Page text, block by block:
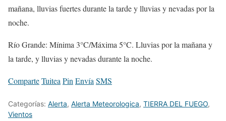
mañana, lluvias fuertes durante la tarde y lluvias y nevadas por la
noche.
Río Grande: Mínima 3°C/Máxima 5°C. Lluvias por la mañana y
la tarde, y lluvias y nevadas durante la noche.
ComparteTuitea Pin Envía SMS
Categorías: Alerta, Alerta Meteorologica, TIERRA DEL FUEGO,
Vientos